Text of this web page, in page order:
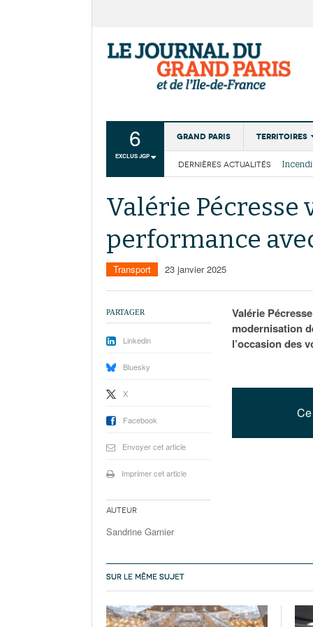
6
EXCLUS JGP
Grand Paris Territoires
Institutions
Services
DERNIÈRES ACTUALITÉS
La
Valérie Pécresse
performance
Transport 23 janvier 2025
Valérie
modernisation
l’occasion des
PARTAGER
Linkedin
Bluesky
X
Facebook
Envoyer cet article
Imprimer cet article
Auteur
Sandrine Garnier
SUR LE MÊME SUJET